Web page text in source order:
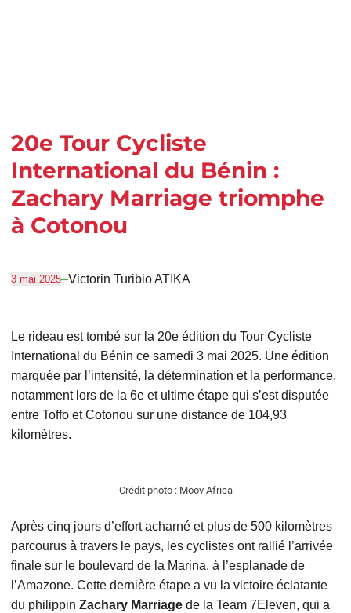
20e Tour Cycliste
International du Bénin :
Zachary Marriage triomphe
à Cotonou
3 mai 2025–Victorin Turibio ATIKA
Le rideau est tombé sur la 20e édition du Tour Cycliste
International du Bénin ce samedi 3 mai 2025. Une édition
marquée par l’intensité, la détermination et la performance,
notamment lors de la 6e et ultime étape qui s’est disputée
entre Toffo et Cotonou sur une distance de 104,93
kilomètres.
Crédit photo : Moov Africa
Après cinq jours d’effort acharné et plus de 500 kilomètres
parcourus à travers le pays, les cyclistes ont rallié l’arrivée
finale sur le boulevard de la Marina, à l’esplanade de
l’Amazone. Cette dernière étape a vu la victoire éclatante
du philippin Zachary Marriage de la Team 7Eleven, qui a